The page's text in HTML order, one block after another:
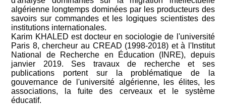
algérienne longtemps dominées par les producteurs des
savoirs sur commandes et les logiques scientistes des
institutions internationales.
Karim KHALED est docteur en sociologie de l'université
Paris 8, chercheur au CREAD (1998-2018) et à l'Institut
National de Recherche en Éducation (INRE), depuis
janvier 2019. Ses travaux de recherche et ses
publications portent sur la problématique de la
gouvernance de l'université algérienne, les élites, les
associations, la fuite des cerveaux et le système
éducatif.